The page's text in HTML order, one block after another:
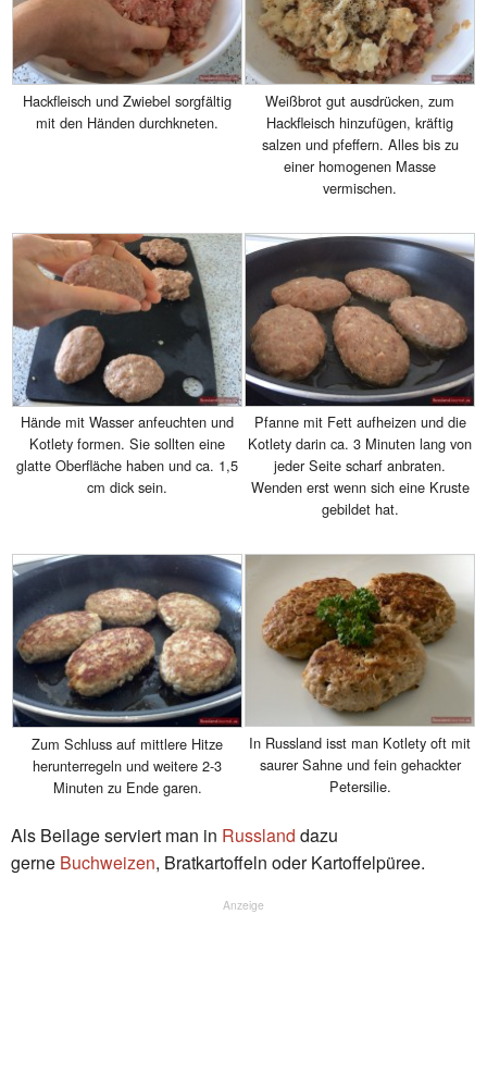
Hackfleisch und Zwiebel sorgfältig
mit den Händen durchkneten.
Weißbrot gut ausdrücken, zum
Hackfleisch hinzufügen, kräftig
salzen und pfeffern. Alles bis zu
einer homogenen Masse
vermischen.
Hände mit Wasser anfeuchten und
Kotlety formen. Sie sollten eine
glatte Oberfläche haben und ca. 1,5
cm dick sein.
Pfanne mit Fett aufheizen und die
Kotlety darin ca. 3 Minuten lang von
jeder Seite scharf anbraten.
Wenden erst wenn sich eine Kruste
gebildet hat.
Zum Schluss auf mittlere Hitze
herunterregeln und weitere 2-3
Minuten zu Ende garen.
In Russland isst man Kotlety oft mit
saurer Sahne und fein gehackter
Petersilie.
Als Beilage serviert man in Russland dazu
gerne Buchweizen, Bratkartoffeln oder Kartoffelpüree.
Anzeige